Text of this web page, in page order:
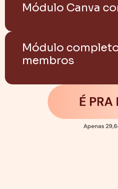
Módulo Canva
Módulo
membros